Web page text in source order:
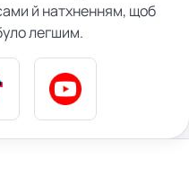
й натхненням, щоб
легшим.